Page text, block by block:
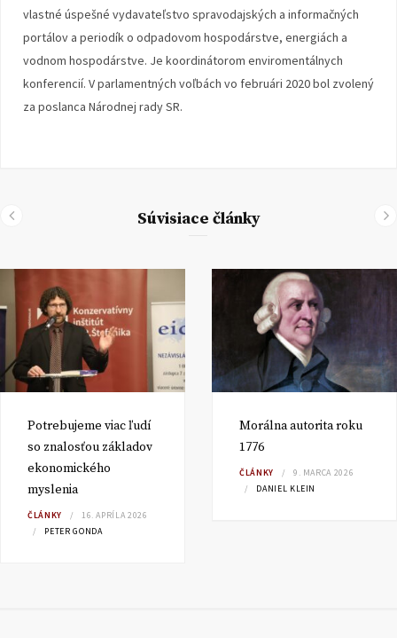
vlastné úspešné vydavateľstvo spravodajských a informačných
portálov a periodík o odpadovom hospodárstve, energiách a
vodnom hospodárstve. Je koordinátorom enviromentálnych
konferencií. V parlamentných voľbách vo februári 2020 bol zvolený
za poslanca Národnej rady SR.
Súvisiace články
Potrebujeme viac ľudí
so znalosťou základov
ekonomického
myslenia
ČLÁNKY
16. APRÍLA 2026
PETER GONDA
Morálna autorita roku
1776
ČLÁNKY
9. MARCA 2026
DANIEL KLEIN